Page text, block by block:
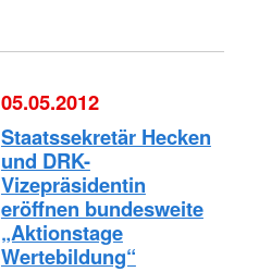
05.05.2012
Staatssekretär Hecken
und DRK-
Vizepräsidentin
eröffnen bundesweite
„Aktionstage
Wertebildung“